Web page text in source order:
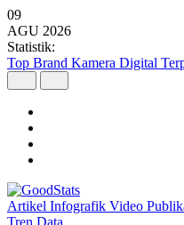
09
AGU 2026
Statistik:
Top Brand Kamera Digital
Artikel Infografik Video
Tren Data